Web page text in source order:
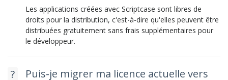
Les applications créées avec Scriptcase sont libres de
droits pour la distribution, c'est-à-dire qu'elles peuvent être
distribuées gratuitement sans frais supplémentaires pour
le développeur.
Puis-je migrer ma licence actuelle vers